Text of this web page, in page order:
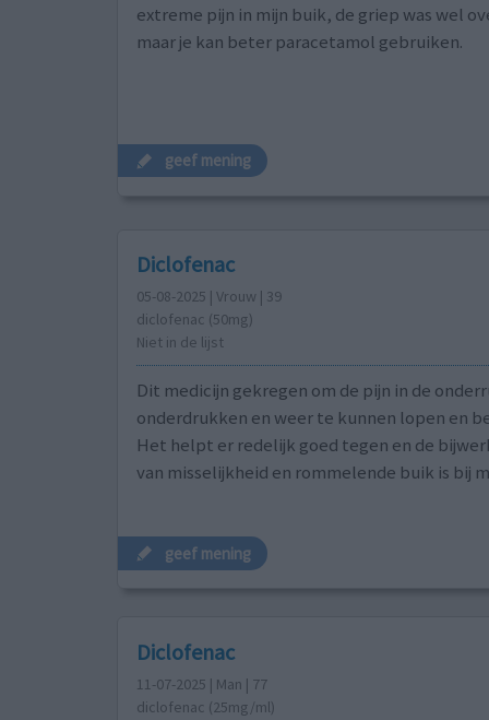
extreme pijn in mijn buik, de griep was wel
maar je kan beter paracetamol gebruiken.
geef mening
Diclofenac
05-08-2025 | Vrouw | 39
diclofenac (50mg)
Niet in de lijst
Dit medicijn gekregen om de pijn in de
onderdrukken en weer te kunnen lopen en
Het helpt er redelijk goed tegen en de
van misselijkheid en rommelende buik is bij
geef mening
Diclofenac
11-07-2025 | Man | 77
diclofenac (25mg/ml)